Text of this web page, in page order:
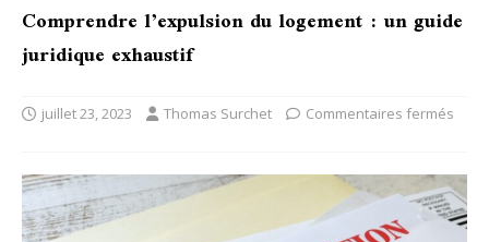
Comprendre l’expulsion du logement : un guide
juridique exhaustif
juillet 23, 2023 Thomas Surchet Commentaires fermés